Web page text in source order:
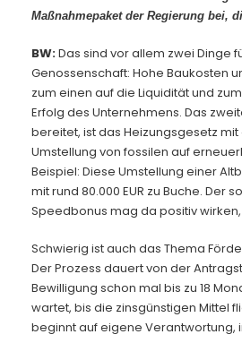
Maßnahmepaket der Regierung bei,
BW:Das sind vor allem zwei Dinge
Genossenschaft: Hohe Baukosten
zum einen auf die Liquidität und
Erfolg des Unternehmens. Das
bereitet, ist das Heizungsgesetz
Umstellung von fossilen auf
Beispiel: Diese Umstellung einer
mit rund 80.000 EUR zu Buche. Der
Speedbonus mag da positiv
Schwierig ist auch das Thema
Der Prozess dauert von der
Bewilligung schon mal bis zu 18
wartet, bis die zinsgünstigen Mittel
beginnt auf eigene Verantwortung,